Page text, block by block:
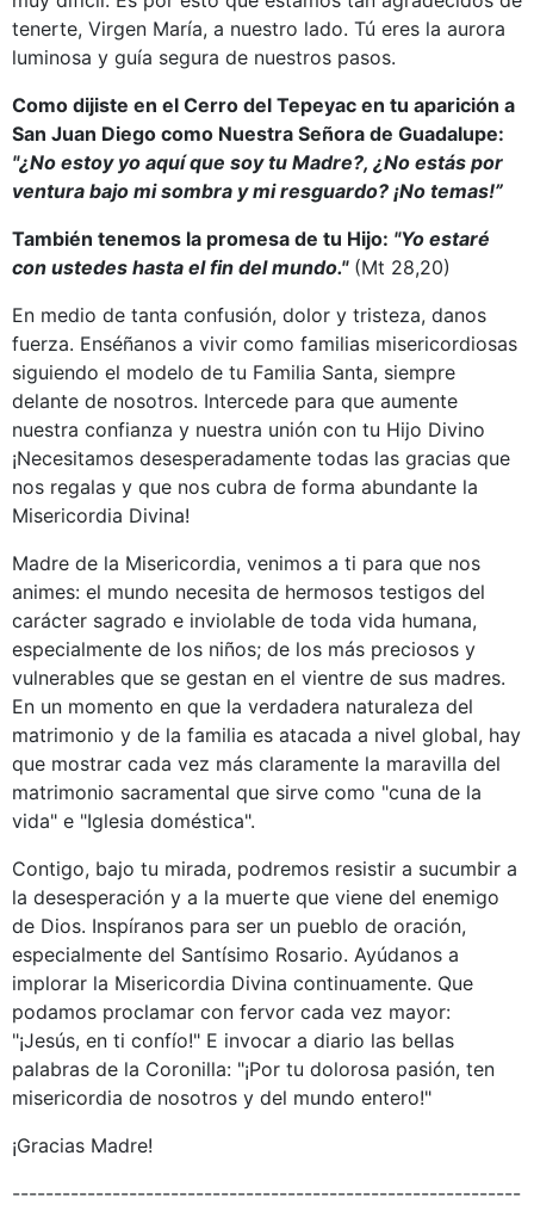
tenerte, Virgen María, a nuestro lado. Tú eres la aurora
luminosa y guía segura de nuestros pasos.
Como dijiste en el Cerro del Tepeyac en tu aparición a
San Juan Diego como Nuestra Señora de Guadalupe:
"¿No estoy yo aquí que soy tu Madre?, ¿No estás por
ventura bajo mi sombra y mi resguardo? ¡No temas!”
También tenemos la promesa de tu Hijo: "Yo estaré
con ustedes hasta el fin del mundo."(Mt 28,20)
En medio de tanta confusión, dolor y tristeza, danos
fuerza. Enséñanos a vivir como familias misericordiosas
siguiendo el modelo de tu Familia Santa, siempre
delante de nosotros. Intercede para que aumente
nuestra confianza y nuestra unión con tu Hijo Divino
¡Necesitamos desesperadamente todas las gracias que
nos regalas y que nos cubra de forma abundante la
Misericordia Divina!
Madre de la Misericordia, venimos a ti para que nos
animes: el mundo necesita de hermosos testigos del
carácter sagrado e inviolable de toda vida humana,
especialmente de los niños; de los más preciosos y
vulnerables que se gestan en el vientre de sus madres.
En un momento en que la verdadera naturaleza del
matrimonio y de la familia es atacada a nivel global, hay
que mostrar cada vez más claramente la maravilla del
matrimonio sacramental que sirve como "cuna de la
vida" e "Iglesia doméstica".
Contigo, bajo tu mirada, podremos resistir a sucumbir a
la desesperación y a la muerte que viene del enemigo
de Dios. Inspíranos para ser un pueblo de oración,
especialmente del Santísimo Rosario. Ayúdanos a
implorar la Misericordia Divina continuamente. Que
podamos proclamar con fervor cada vez mayor:
"¡Jesús, en ti confío!" E invocar a diario las bellas
palabras de la Coronilla: "¡Por tu dolorosa pasión, ten
misericordia de nosotros y del mundo entero!"
¡Gracias Madre!
-------------------------------------------------------------